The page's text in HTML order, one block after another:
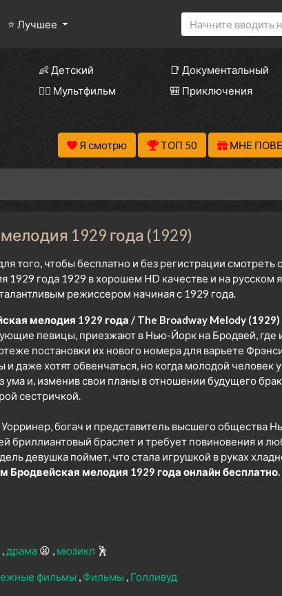
⭐ Лучшее
👶 Детский 📑 Документальный
🧚‍♀️ Мультфильм 🎒 Приключения
Я смотрю ТОП 50 МНЕ
1929 года (1929)
того, чтобы бесплатно и без регистрации смотреть
1929 года 1929 в хорошем HD качестве и на русском
режиссером начиная с 1929 года.
мелодия 1929 года / The Broadway Melody (1929)
певицы, приезжают в Нью-Йорк на Бродвей, где
постановки их нового номера для варьете
и даже хотят обвенчаться, но когда молодой человек
ума и, изменив свои планы в отношении будущего
сестричкой.
богач и представитель высшего общества
бриллиантовый браслет и требует повиновения и
девушка поймет, что стала игрушкой в руках
Бродвейская мелодия 1929 года онлайн бесплатно.
драма 😫 мюзикл 🕺
фильмы Фильмы Голливуд